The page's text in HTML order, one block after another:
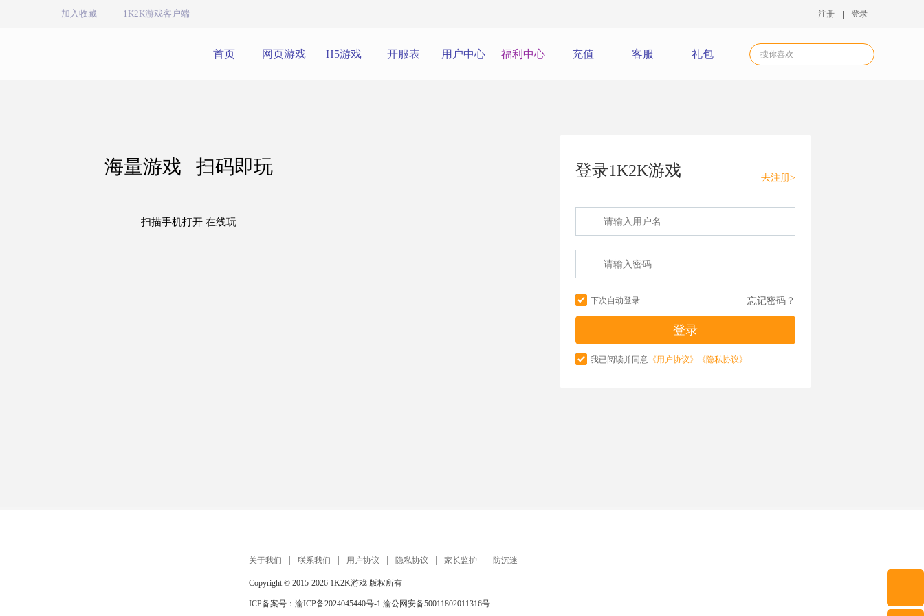
加入收藏 1K2K游戏客户端 注册 登录
首页 网页游戏 H5游戏 开服表 用户中心 福利中心 充值 客服 礼包
海量游戏 扫码即玩
扫描手机打开 在线玩
登录1K2K游戏 去注册>
下次自动登录 忘记密码？
我已阅读并同意 《用户协议》 《隐私协议》
关于我们 联系我们 用户协议 隐私协议 家长监护 防沉迷
Copyright © 2015-2026 1K2K游戏 版权所有
ICP备案号： 渝ICP备2024045440号-1 渝公网安备50011802011316号